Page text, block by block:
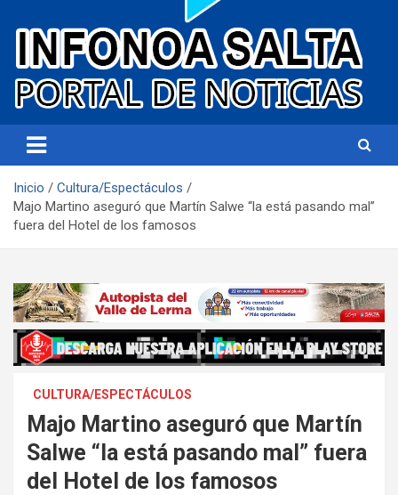
Infonoa Salta
Inicio
Cultura/Espectáculos
Majo Martino aseguró que Martín Salwe “la está pasando mal”
fuera del Hotel de los famosos
CULTURA/ESPECTÁCULOS
Majo Martino aseguró que Martín
Salwe “la está pasando mal” fuera
del Hotel de los famosos